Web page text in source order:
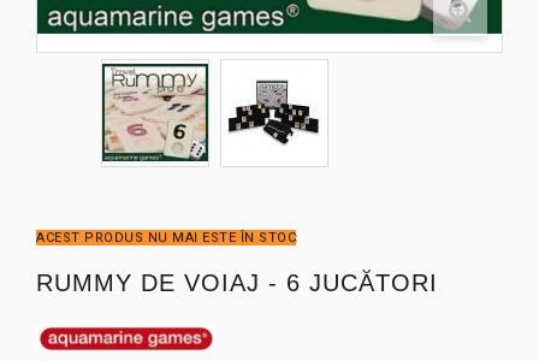
ACEST PRODUS NU MAI ESTE ÎN STOC
RUMMY DE VOIAJ - 6 JUCĂTORI